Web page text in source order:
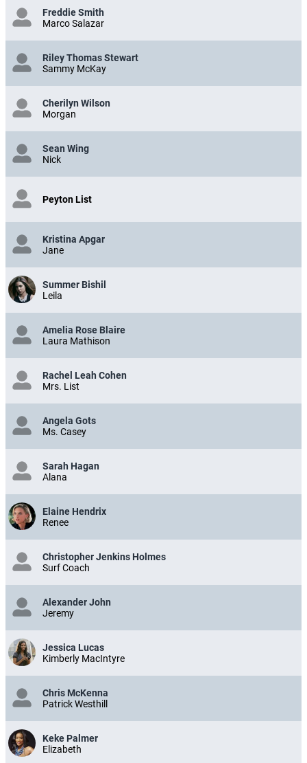
Freddie Smith
Marco Salazar
Riley Thomas Stewart
Sammy McKay
Cherilyn Wilson
Morgan
Sean Wing
Nick
Peyton List
Kristina Apgar
Jane
Summer Bishil
Leila
Amelia Rose Blaire
Laura Mathison
Rachel Leah Cohen
Mrs. List
Angela Gots
Ms. Casey
Sarah Hagan
Alana
Elaine Hendrix
Renee
Christopher Jenkins Holmes
Surf Coach
Alexander John
Jeremy
Jessica Lucas
Kimberly MacIntyre
Chris McKenna
Patrick Westhill
Keke Palmer
Elizabeth